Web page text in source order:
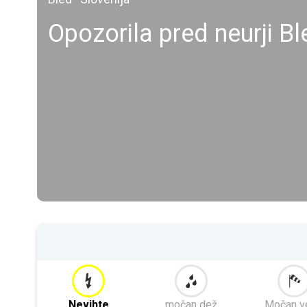
Opozorila pred neurji